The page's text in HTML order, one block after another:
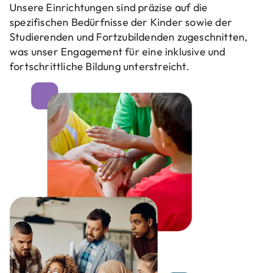
Unsere Einrichtungen sind präzise auf die
spezifischen Bedürfnisse der Kinder sowie der
Studierenden und Fortzubildenden zugeschnitten,
was unser Engagement für eine inklusive und
fortschrittliche Bildung unterstreicht.